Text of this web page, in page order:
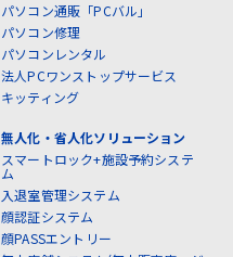
パソコン通販「PCバル」
パソコン修理
パソコンレンタル
法人PCワンストップサービス
キッティング
無人化・省人化ソリューション
スマートロック+施設予約システ
ム
入退室管理システム
顔認証システム
顔PASSエントリー